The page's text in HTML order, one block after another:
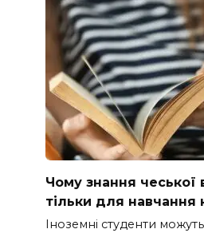
Чому знання чеської
тільки для навчання
Іноземні студенти